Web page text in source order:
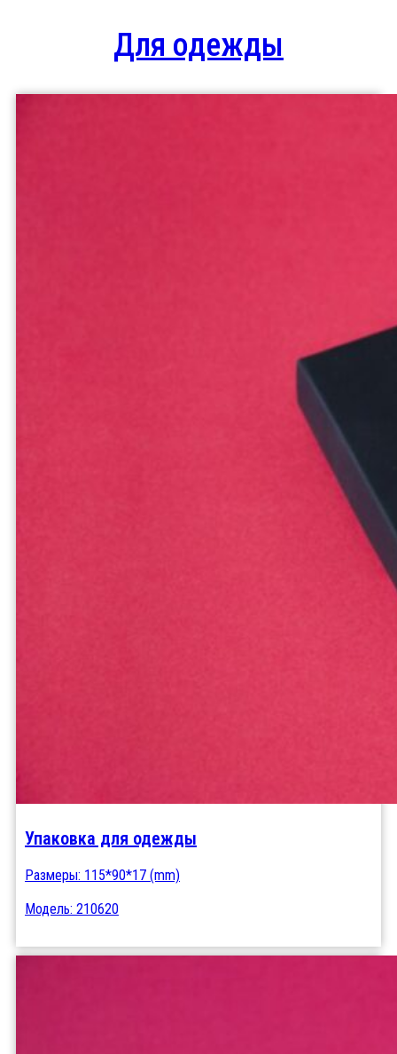
Для одежды
Упаковка для одежды
Размеры: 115*90*17 (mm)
Модель: 210620